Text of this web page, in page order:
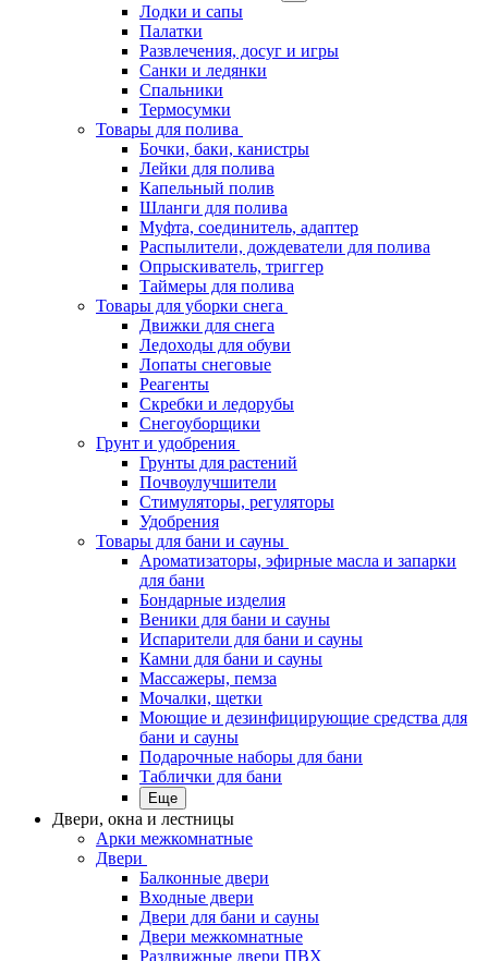
Лодки и сапы
Палатки
Развлечения, досуг и игры
Санки и ледянки
Спальники
Термосумки
Товары для полива
Бочки, баки, канистры
Лейки для полива
Капельный полив
Шланги для полива
Муфта, соединитель, адаптер
Распылители, дождеватели для полива
Опрыскиватель, триггер
Таймеры для полива
Товары для уборки снега
Движки для снега
Ледоходы для обуви
Лопаты снеговые
Реагенты
Скребки и ледорубы
Снегоуборщики
Грунт и удобрения
Грунты для растений
Почвоулучшители
Стимуляторы, регуляторы
Удобрения
Товары для бани и сауны
Ароматизаторы, эфирные масла и запарки
для бани
Бондарные изделия
Веники для бани и сауны
Испарители для бани и сауны
Камни для бани и сауны
Массажеры, пемза
Мочалки, щетки
Моющие и дезинфицирующие средства для
бани и сауны
Подарочные наборы для бани
Таблички для бани
Еще
Двери, окна и лестницы
Арки межкомнатные
Двери
Балконные двери
Входные двери
Двери для бани и сауны
Двери межкомнатные
Раздвижные двери ПВХ